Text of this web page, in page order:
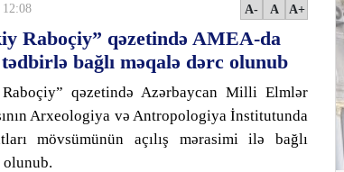
12:08 A- A A+
Raboçiy” qəzetində AMEA-da
bağlı məqalə dərc olunub
qəzetində Azərbaycan Milli Elmlər
Arxeologiya və Antropologiya İnstitutunda
mövsümünün açılış mərasimi ilə bağlı
olunub.